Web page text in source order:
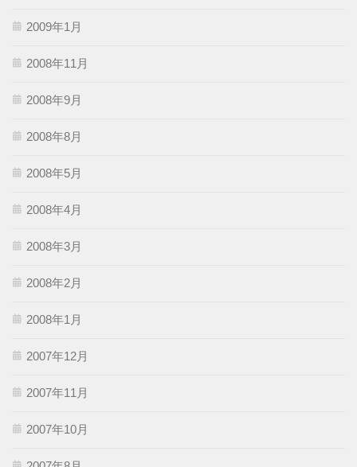
2009年1月
2008年11月
2008年9月
2008年8月
2008年5月
2008年4月
2008年3月
2008年2月
2008年1月
2007年12月
2007年11月
2007年10月